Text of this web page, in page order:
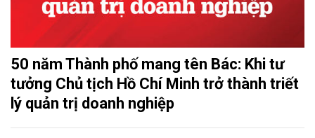
50 năm Thành phố mang tên Bác: Khi tư
tưởng Chủ tịch Hồ Chí Minh trở thành triết
lý quản trị doanh nghiệp